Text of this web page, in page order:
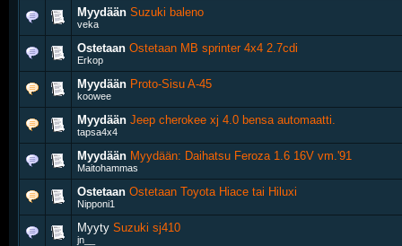
Myydään Suzuki baleno
veka
Ostetaan Ostetaan MB sprinter 4x4 2.7cdi
Erkop
Myydään Proto-Sisu A-45
koowee
Myydään Jeep cherokee xj 4.0 bensa automaatti.
tapsa4x4
Myydään Myydään: Daihatsu Feroza 1.6 16V vm.'91
Maitohammas
Ostetaan Ostetaan Toyota Hiace tai Hiluxi
Nipponi1
Myyty Suzuki sj410
jn__